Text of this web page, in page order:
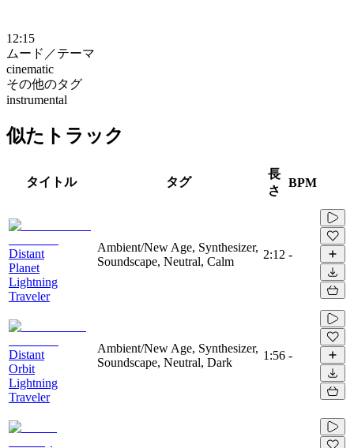
12:15
ムード／テーマ
cinematic
その他のタグ
instrumental
似たトラック
タイトル タグ
長
さ
BPM
Distant
Planet
Lightning
Traveler
Ambient/New Age, Synthesizer,
Soundscape, Neutral, Calm
2:12 -
Distant
Orbit
Lightning
Traveler
Ambient/New Age, Synthesizer,
Soundscape, Neutral, Dark
1:56 -